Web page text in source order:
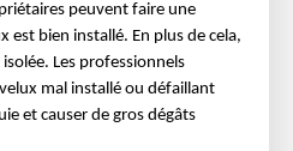
peuvent faire une
est bien installé. En plus de cela,
Les professionnels
mal installé ou défaillant
et causer de gros dégâts